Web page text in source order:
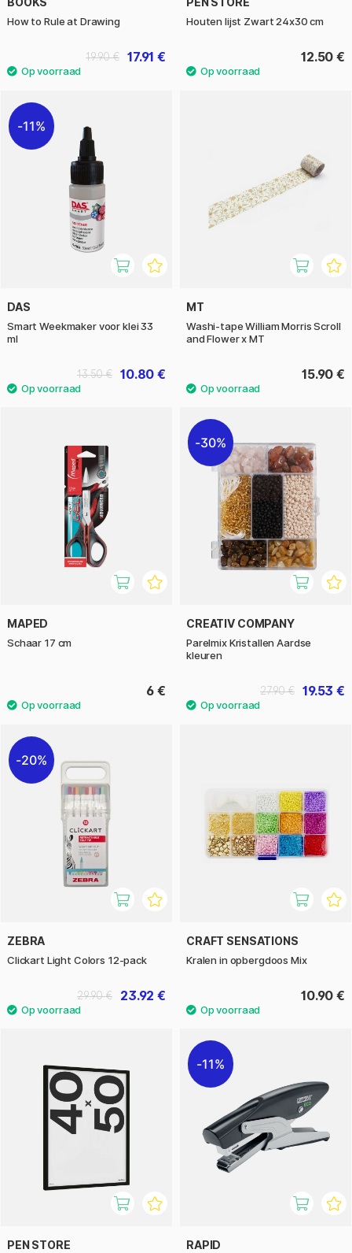
How to Rule at Drawing
17.91 €
19.90 €
Houten lijst Zwart 24x30 cm
12.50 €
11%
DAS
Smart Weekmaker voor klei 33
ml
10.80 €
13.50 €
MT
Washi-tape William Morris Scroll
and Flower x MT
15.90 €
MAPED
Schaar 17 cm
6 €
30%
CREATIV COMPANY
Parelmix Kristallen Aardse
kleuren
19.53 €
27.90 €
20%
ZEBRA
Clickart Light Colors 12-pack
23.92 €
29.90 €
CRAFT SENSATIONS
Kralen in opbergdoos Mix
10.90 €
PEN STORE
11%
RAPID